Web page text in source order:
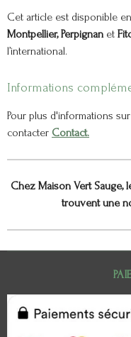
Cet article est disponible
Montpellier, Perpignan et
l’international.
Informations
Pour plus d'informations
contacter Contact.
Chez Maison Vert Sauge,
trouvent une